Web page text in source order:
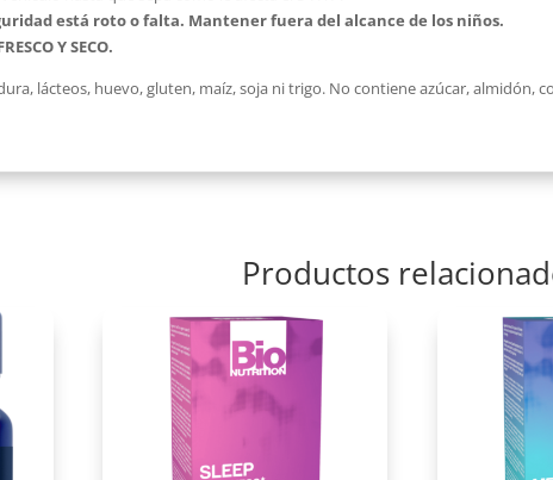
está roto o falta. Mantener fuera del alcance de los niños.
Y SECO.
lácteos, huevo, gluten, maíz, soja ni trigo. No contiene azúcar, almidón,
Productos